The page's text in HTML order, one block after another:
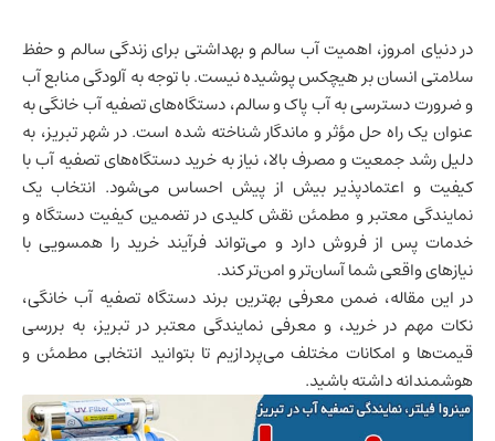
در دنیای امروز، اهمیت آب سالم و بهداشتی برای زندگی سالم و حفظ
سلامتی انسان بر هیچکس پوشیده نیست. با توجه به آلودگی منابع آب
و ضرورت دسترسی به آب پاک و سالم، دستگاه‌های تصفیه آب خانگی به
عنوان یک راه‌ حل مؤثر و ماندگار شناخته شده است. در شهر تبریز، به
دلیل رشد جمعیت و مصرف بالا، نیاز به خرید دستگاه‌های تصفیه آب با
کیفیت و اعتمادپذیر بیش از پیش احساس می‌شود. انتخاب یک
نمایندگی معتبر و مطمئن نقش کلیدی در تضمین کیفیت دستگاه و
خدمات پس از فروش دارد و می‌تواند فرآیند خرید را همسویی با
نیازهای واقعی شما آسان‌تر و امن‌تر کند.
در این مقاله، ضمن معرفی بهترین برند دستگاه تصفیه آب خانگی،
نکات مهم در خرید، و معرفی نمایندگی معتبر در تبریز، به بررسی
قیمت‌ها و امکانات مختلف می‌پردازیم تا بتوانید انتخابی مطمئن و
هوشمندانه داشته باشید.